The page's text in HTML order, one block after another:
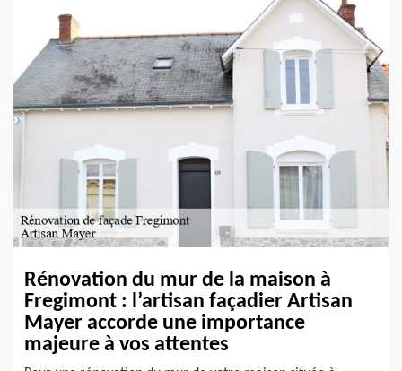
Rénovation du mur de la maison à
Fregimont : l’artisan façadier Artisan
Mayer accorde une importance
majeure à vos attentes